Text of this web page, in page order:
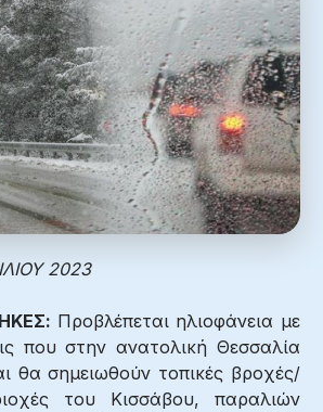
2023
Προβλέπεται ηλιοφάνεια με
που στην ανατολική Θεσσαλία
θα σημειωθούν τοπικές βροχές/
του Κισσάβου, παραλιών